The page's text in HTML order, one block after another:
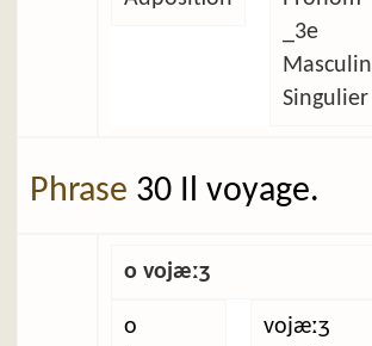
_3e
Masculin
Singulier
Phrase 30 Il voyage.
o vojæːʒ
o
vojæːʒ